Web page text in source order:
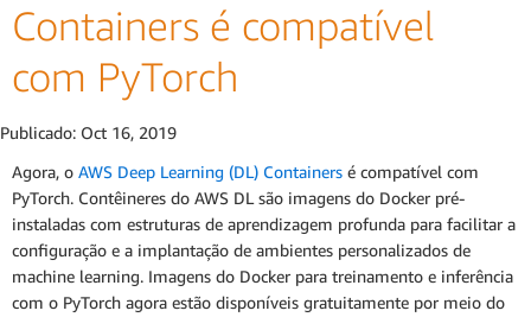
Containers é compatível
com PyTorch
Publicado: Oct 16, 2019
Agora, o AWS Deep Learning (DL) Containers é compatível com
PyTorch. Contêineres do AWS DL são imagens do Docker pré-
instaladas com estruturas de aprendizagem profunda para facilitar a
configuração e a implantação de ambientes personalizados de
machine learning. Imagens do Docker para treinamento e inferência
com o PyTorch agora estão disponíveis gratuitamente por meio do